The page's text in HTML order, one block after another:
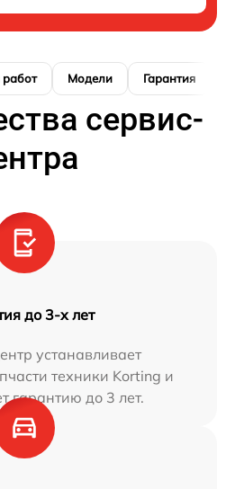
Модели Гарантия
сервис-
до 3-х лет
устанавливает
техники Korting и
гарантию до 3 лет.